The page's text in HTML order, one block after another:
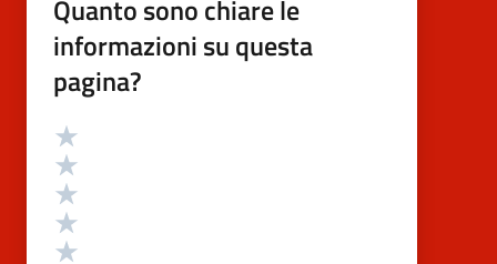
Quanto sono chiare le
informazioni su questa
pagina?
Valutazione